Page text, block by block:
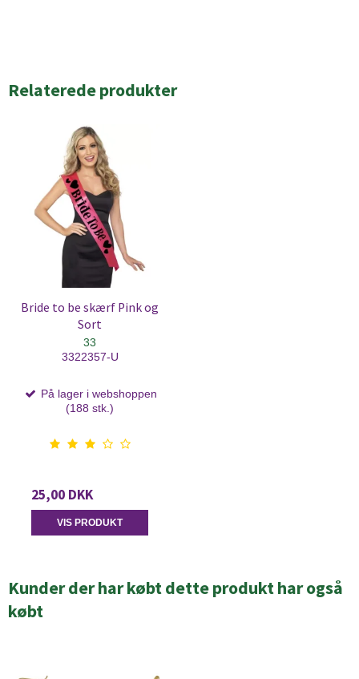
Relaterede produkter
Bride to be skærf Pink og
Sort
33
3322357-U
På lager i webshoppen
(188 stk.)
25,00 DKK
VIS PRODUKT
Kunder der har købt dette produkt har også
købt